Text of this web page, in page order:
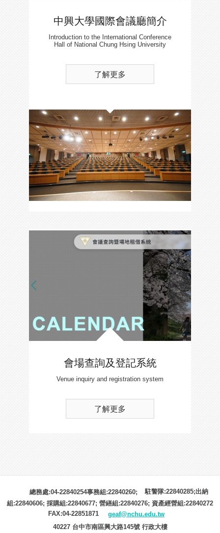
中興大學國際會議廳簡介
Introduction to the International Conference
Hall of National Chung Hsing University
了解更多
會場查詢及登記系統
Venue inquiry and registration system
了解更多
總務處:04-22840254事務組:22840260;
駐警隊:22840285;出納
組:22840606; 採購組:22840677; 營繕組:22840276; 資產經營組:22840272
FAX:04-22851871
geaf@nchu.edu.tw
40227 台中市南區興大路145號 行政大樓